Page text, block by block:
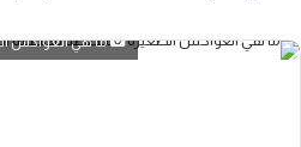
ما هي العواكس